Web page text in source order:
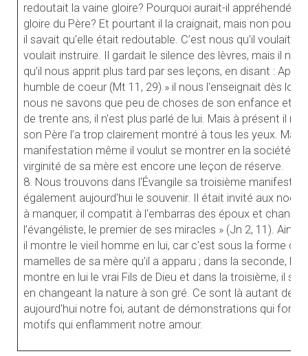
redoutait la vaine gloire? Pourquoi aurait-il appréhendé la
gloire du Père? Et pourtant il la craignait, mais non pour
il savait qu'elle était redoutable. C’est nous qu'il voulait
voulait instruire. Il gardait le silence des lèvres, mais il
qu’il nous apprit plus tard par ses leçons, en disant :
humble de coeur (Mt 11, 29) » il nous l'enseignait dès
nous ne savons que peu de choses de son enfance et
de trente ans, il n'est plus parlé de lui. Mais à présent il
son Père l’a trop clairement montré à tous les yeux. Mais
manifestation même il voulut se montrer en la société de
virginité de sa mère est encore une leçon de réserve.
8. Nous trouvons dans l'Évangile sa troisième
également aujourd'hui le souvenir. Il était invité aux
à manquer, il compatit à l'embarras des époux et
l’évangéliste, le premier de ses miracles » (Jn 2, 11).
il montre le vieil homme en lui, car c'est sous la forme
mamelles de sa mère qu'il a apparu ; dans la seconde, le
montre en lui le vrai Fils de Dieu et dans la troisième, il
en changeant la nature à son gré. Ce sont là autant de
aujourd'hui notre foi, autant de démonstrations qui
motifs qui enflamment notre amour.